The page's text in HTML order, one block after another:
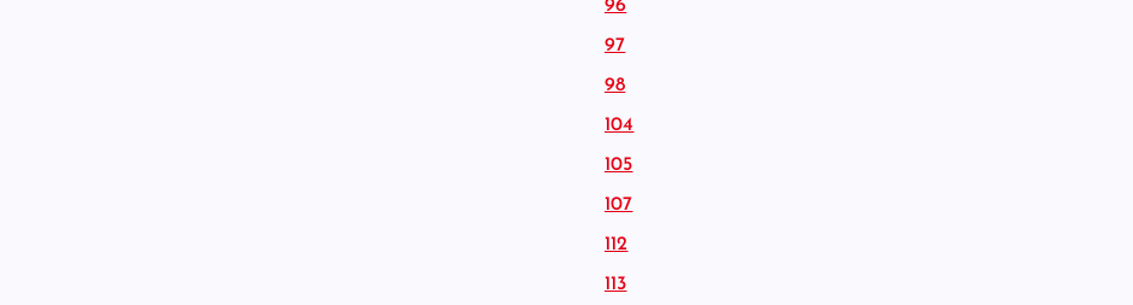
96
97
98
104
105
107
112
113